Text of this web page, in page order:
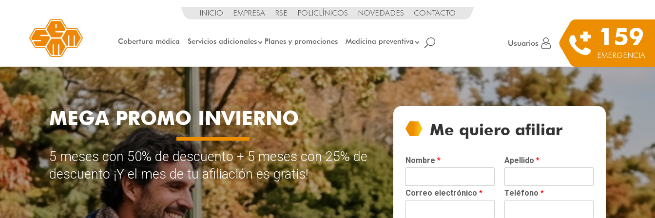
INICIO EMPRESA RSE POLICLÍNICOS NOVEDADES CONTACTO
Cobertura médica Servicios adicionales Planes y promociones Medicina preventiva Usuarios 159
EMERGENCIA
MEGA PROMO INVIERNO
5 meses con 50% de descuento + 5 meses con 25% de
descuento ¡Y el mes de tu afiliación es gratis!
Me quiero afiliar
Nombre * Apellido *
Correo electrónico * Teléfono *